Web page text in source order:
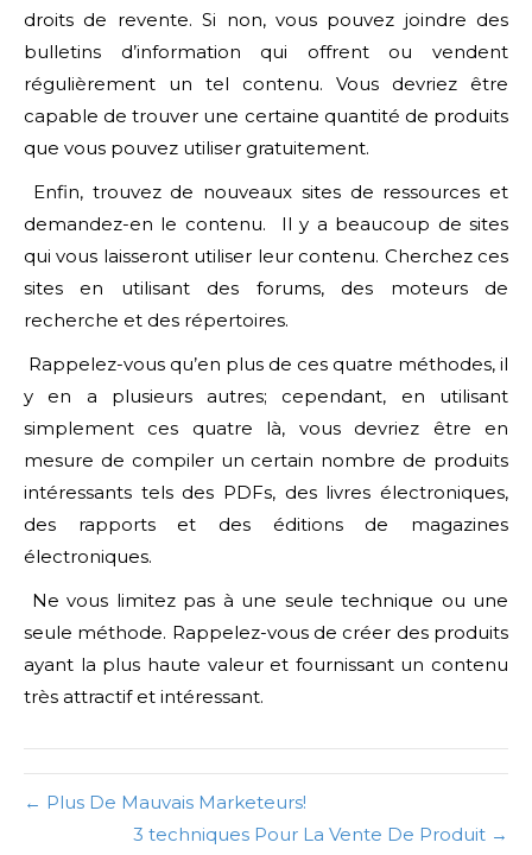
droits de revente. Si non, vous pouvez joindre des
bulletins d’information qui offrent ou vendent
régulièrement un tel contenu. Vous devriez être
capable de trouver une certaine quantité de produits
que vous pouvez utiliser gratuitement.
Enfin, trouvez de nouveaux sites de ressources et
demandez-en le contenu. Il y a beaucoup de sites
qui vous laisseront utiliser leur contenu. Cherchez ces
sites en utilisant des forums, des moteurs de
recherche et des répertoires.
Rappelez-vous qu’en plus de ces quatre méthodes, il
y en a plusieurs autres; cependant, en utilisant
simplement ces quatre là, vous devriez être en
mesure de compiler un certain nombre de produits
intéressants tels des PDFs, des livres électroniques,
des rapports et des éditions de magazines
électroniques.
Ne vous limitez pas à une seule technique ou une
seule méthode. Rappelez-vous de créer des produits
ayant la plus haute valeur et fournissant un contenu
très attractif et intéressant.
← Plus De Mauvais Marketeurs!
3 techniques Pour La Vente De Produit →